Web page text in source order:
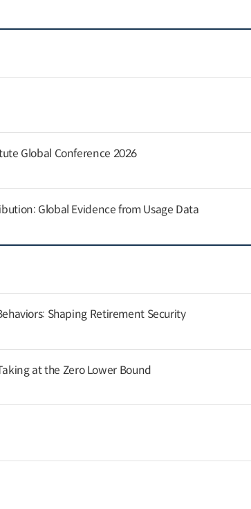
Global Conference 2026
Global Evidence from Usage Data
Shaping Retirement Security
at the Zero Lower Bound